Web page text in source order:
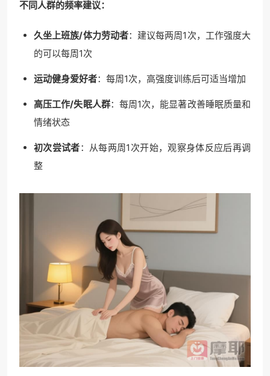
不同人群的频率建议：
久坐上班族/体力劳动者：建议每两周1次，工作强度大
的可以每周1次
运动健身爱好者：每周1次，高强度训练后可适当增加
高压工作/失眠人群：每周1次，能显著改善睡眠质量和
情绪状态
初次尝试者：从每两周1次开始，观察身体反应后再调
整